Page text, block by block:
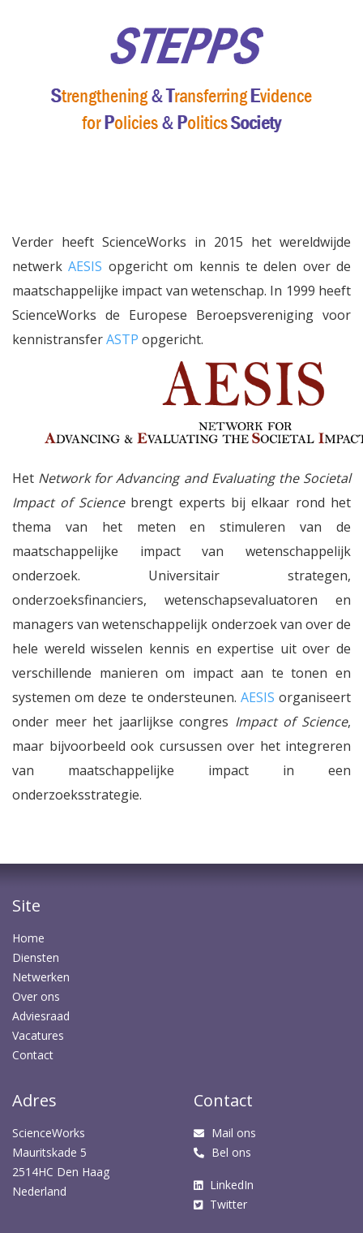
Verder heeft ScienceWorks in 2015 het wereldwijde
netwerkAESIS opgericht om kennis te delen over de
maatschappelijke impact van wetenschap. In 1999 heeft
ScienceWorks de Europese Beroepsvereniging voor
kennistransferASTP opgericht.
Het Network for Advancing and Evaluating the Societal
Impact of Sciencebrengt experts bij elkaar rond het
thema van het meten en stimuleren van de
maatschappelijke impact van wetenschappelijk
onderzoek. Universitair strategen,
onderzoeksfinanciers, wetenschapsevaluatoren en
managers van wetenschappelijk onderzoek van over de
hele wereld wisselen kennis en expertise uit over de
verschillende manieren om impact aan te tonen en
systemen om deze te ondersteunen. AESISorganiseert
onder meer het jaarlijkse congres Impact of Science,
maar bijvoorbeeld ook cursussen over het integreren
van maatschappelijke impact in een
onderzoeksstrategie.
Site
Home
Diensten
Netwerken
Over ons
Adviesraad
Vacatures
Contact
Adres
ScienceWorks
Mauritskade 5
2514HC Den Haag
Nederland
Contact
Mail ons
Bel ons
LinkedIn
Twitter